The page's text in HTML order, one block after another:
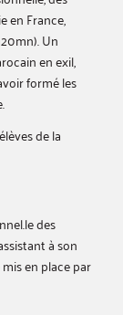
en France,
Un
en exil,
formé les
de la
des
à son
en place par